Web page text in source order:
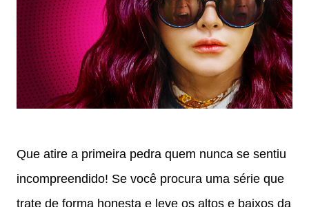
Que atire a primeira pedra quem nunca se sentiu
incompreendido! Se você procura uma série que
trate de forma honesta e leve os altos e baixos da